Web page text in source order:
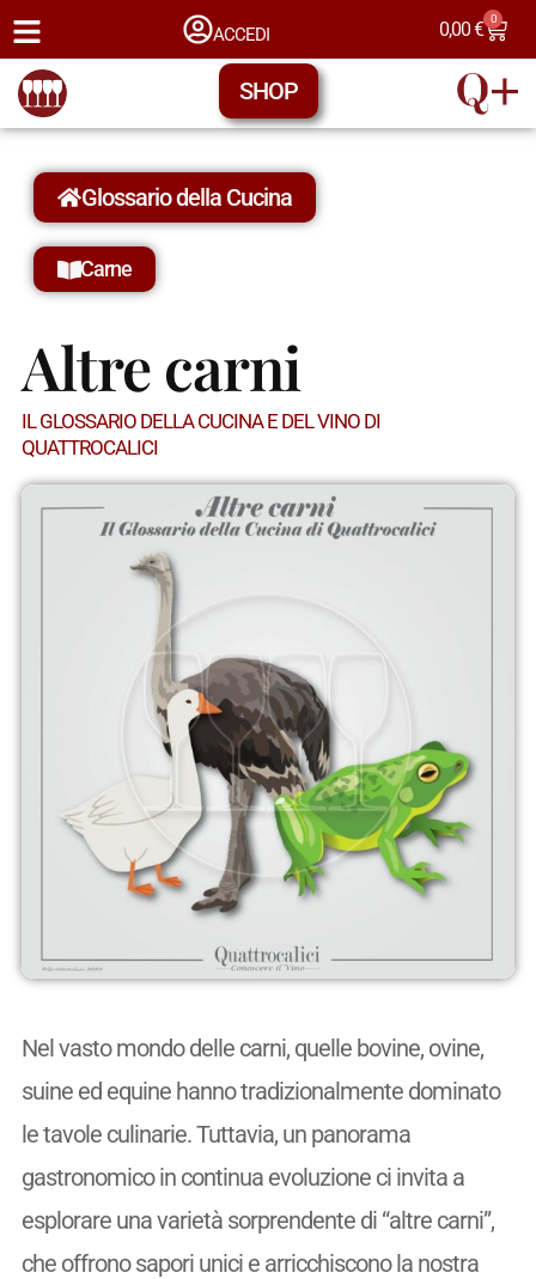
ACCEDI 0,00€ 0
SHOP
Glossario della Cucina
Carne
Altre carni
IL GLOSSARIO DELLA CUCINA E DEL VINO DI
QUATTROCALICI
Nel vasto mondo delle carni, quelle bovine, ovine,
suine ed equine hanno tradizionalmente dominato
le tavole culinarie. Tuttavia, un panorama
gastronomico in continua evoluzione ci invita a
esplorare una varietà sorprendente di “altre carni”,
che offrono sapori unici e arricchiscono la nostra